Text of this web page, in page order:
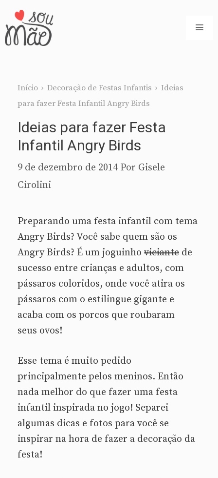
Pular
para
Início › Decoração de Festas Infantis › Ideias
para fazer Festa Infantil Angry Birds
Ideias para fazer Festa
Infantil Angry Birds
9 de dezembro de 2014 Por Gisele
Cirolini
Preparando uma festa infantil com tema
Angry Birds? Você sabe quem são os
Angry Birds? É um joguinho viciante de
sucesso entre crianças e adultos, com
pássaros coloridos, onde você atira os
pássaros com o estilingue gigante e
acaba com os porcos que roubaram
seus ovos!
Esse tema é muito pedido
principalmente pelos meninos. Então
nada melhor do que fazer uma festa
infantil inspirada no jogo! Separei
algumas dicas e fotos para você se
inspirar na hora de fazer a decoração da
festa!